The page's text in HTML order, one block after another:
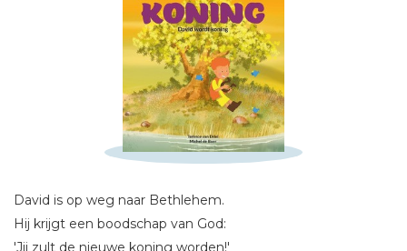
David is op weg naar Bethlehem.
Hij krijgt een boodschap van God:
Schrijf hieronder je review!
Naam *
E-mail *